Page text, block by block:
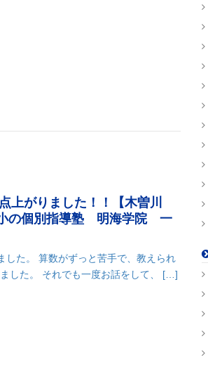
上がりました！！【木曽川
小の個別指導塾 明海学院 一
た。 算数がずっと苦手で、教えられ
した。 それでも一度お話をして、 […]